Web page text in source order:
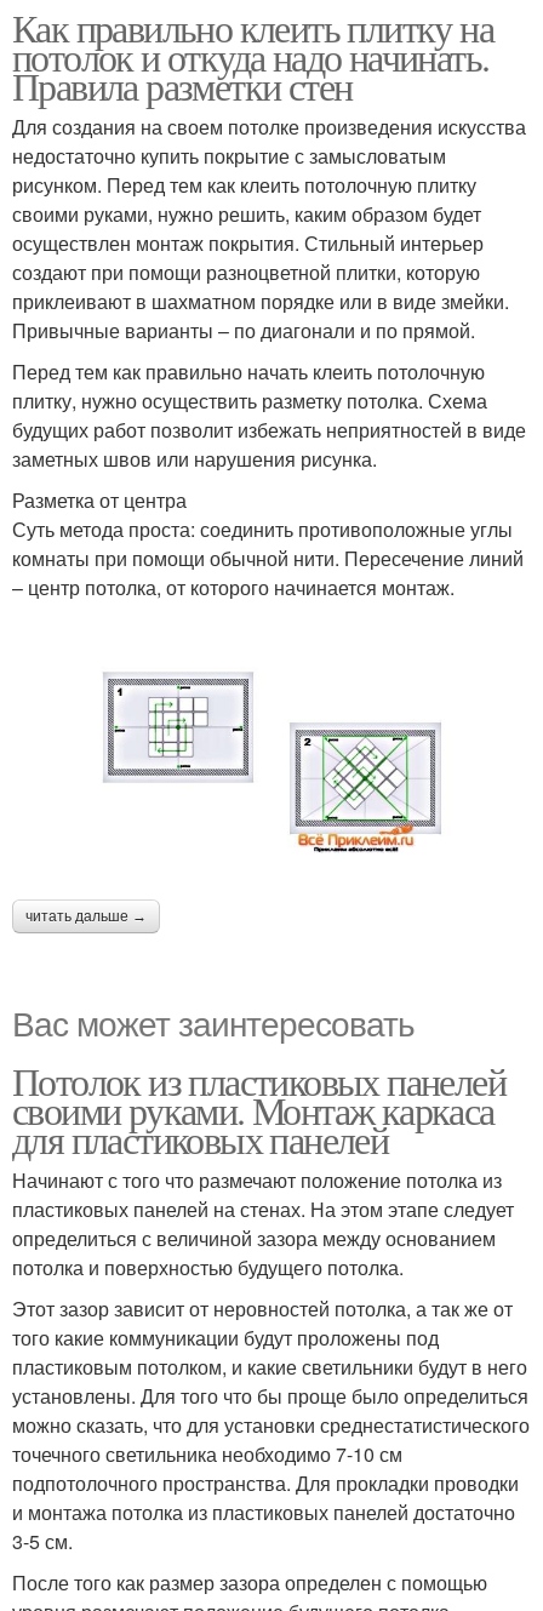
Как правильно клеить плитку на
потолок и откуда надо начинать.
Правила разметки стен
Для создания на своем потолке произведения искусства
недостаточно купить покрытие с замысловатым
рисунком. Перед тем как клеить потолочную плитку
своими руками, нужно решить, каким образом будет
осуществлен монтаж покрытия. Стильный интерьер
создают при помощи разноцветной плитки, которую
приклеивают в шахматном порядке или в виде змейки.
Привычные варианты – по диагонали и по прямой.
Перед тем как правильно начать клеить потолочную
плитку, нужно осуществить разметку потолка. Схема
будущих работ позволит избежать неприятностей в виде
заметных швов или нарушения рисунка.
Разметка от центра
Суть метода проста: соединить противоположные углы
комнаты при помощи обычной нити. Пересечение линий
– центр потолка, от которого начинается монтаж.
читать дальше →
Вас может заинтересовать
Потолок из пластиковых панелей
своими руками. Монтаж каркаса
для пластиковых панелей
Начинают с того что размечают положение потолка из
пластиковых панелей на стенах. На этом этапе следует
определиться с величиной зазора между основанием
потолка и поверхностью будущего потолка.
Этот зазор зависит от неровностей потолка, а так же от
того какие коммуникации будут проложены под
пластиковым потолком, и какие светильники будут в него
установлены. Для того что бы проще было определиться
можно сказать, что для установки среднестатистического
точечного светильника необходимо 7-10 см
подпотолочного пространства. Для прокладки проводки
и монтажа потолка из пластиковых панелей достаточно
3-5 см.
После того как размер зазора определен с помощью